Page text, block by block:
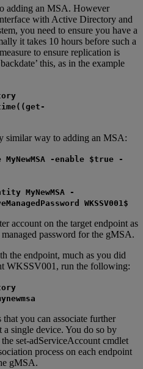
adding an MSA. However
with Active Directory and
you need to ensure you have a
it takes 10 hours before such a
to ensure replication is
this, as in the example
similar way to adding an MSA:
-enable $true -
MyNewMSA -
WKSSV001$
account on the target endpoint as
password for the gMSA.
the endpoint, much as you did
WKSSV001, run the following:
you can associate further
single device. You do so by
set-adServiceAccount cmdlet
process on each endpoint
gMSA.